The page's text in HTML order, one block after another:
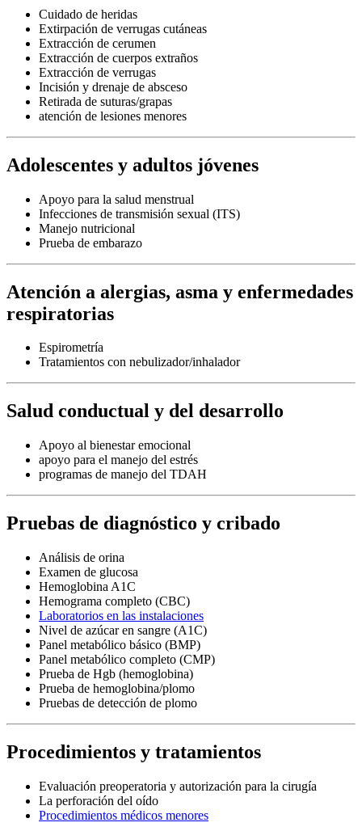
Cuidado de heridas
Extirpación de verrugas cutáneas
Extracción de cerumen
Extracción de cuerpos extraños
Extracción de verrugas
Incisión y drenaje de absceso
Retirada de suturas/grapas
atención de lesiones menores
Adolescentes y adultos jóvenes
Apoyo para la salud menstrual
Infecciones de transmisión sexual (ITS)
Manejo nutricional
Prueba de embarazo
Atención a alergias, asma y enfermedades
respiratorias
Espirometría
Tratamientos con nebulizador/inhalador
Salud conductual y del desarrollo
Apoyo al bienestar emocional
apoyo para el manejo del estrés
programas de manejo del TDAH
Pruebas de diagnóstico y cribado
Análisis de orina
Examen de glucosa
Hemoglobina A1C
Hemograma completo (CBC)
Laboratorios en las instalaciones
Nivel de azúcar en sangre (A1C)
Panel metabólico básico (BMP)
Panel metabólico completo (CMP)
Prueba de Hgb (hemoglobina)
Prueba de hemoglobina/plomo
Pruebas de detección de plomo
Procedimientos y tratamientos
Evaluación preoperatoria y autorización para la cirugía
La perforación del oído
Procedimientos médicos menores